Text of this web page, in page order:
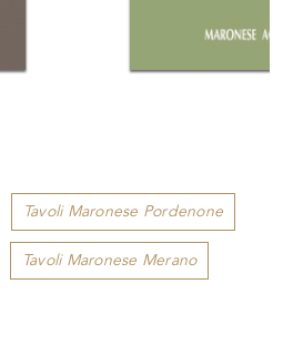
Tavoli Maronese Pordenone
Tavoli Maronese Merano